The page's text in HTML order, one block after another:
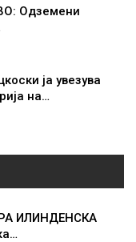
Одземени
ја увезува
на…
ИЛИНДЕНСКА